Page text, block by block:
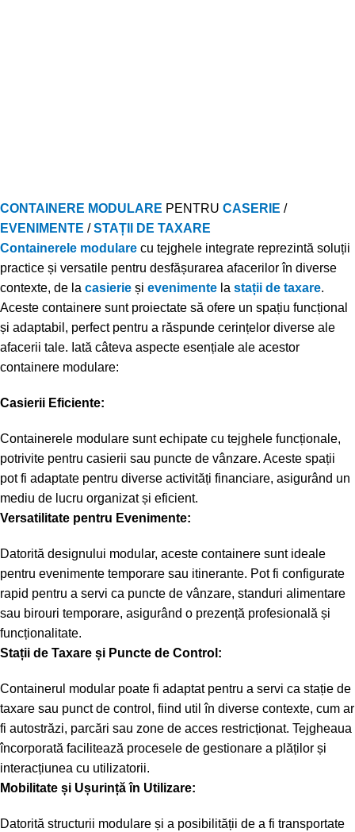
CONTAINERE MODULARE PENTRU CASERIE /
EVENIMENTE /STAȚII DE TAXARE
Containerele modulare cu tejghele integrate reprezintă soluții
practice și versatile pentru desfășurarea afacerilor în diverse
contexte, de la casierie și evenimente la stații de taxare.
Aceste containere sunt proiectate să ofere un spațiu funcțional
și adaptabil, perfect pentru a răspunde cerințelor diverse ale
afacerii tale. Iată câteva aspecte esențiale ale acestor
containere modulare:
Casierii Eficiente:
Containerele modulare sunt echipate cu tejghele funcționale,
potrivite pentru casierii sau puncte de vânzare. Aceste spații
pot fi adaptate pentru diverse activități financiare, asigurând un
mediu de lucru organizat și eficient.
Versatilitate pentru Evenimente:
Datorită designului modular, aceste containere sunt ideale
pentru evenimente temporare sau itinerante. Pot fi configurate
rapid pentru a servi ca puncte de vânzare, standuri alimentare
sau birouri temporare, asigurând o prezență profesională și
funcționalitate.
Stații de Taxare și Puncte de Control:
Containerul modular poate fi adaptat pentru a servi ca stație de
taxare sau punct de control, fiind util în diverse contexte, cum ar
fi autostrăzi, parcări sau zone de acces restricționat. Tejgheaua
încorporată facilitează procesele de gestionare a plăților și
interacțiunea cu utilizatorii.
Mobilitate și Ușurință în Utilizare:
Datorită structurii modulare și a posibilității de a fi transportate